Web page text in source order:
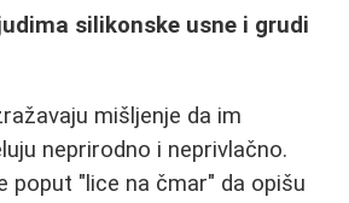
silikonske usne i grudi
mišljenje da im
neprirodno i neprivlačno.
poput "lice na čmar" da opišu